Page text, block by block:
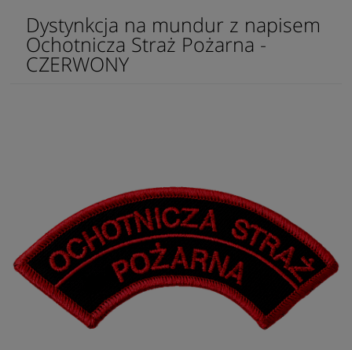
Dystynkcja na mundur z napisem
Ochotnicza Straż Pożarna -
CZERWONY